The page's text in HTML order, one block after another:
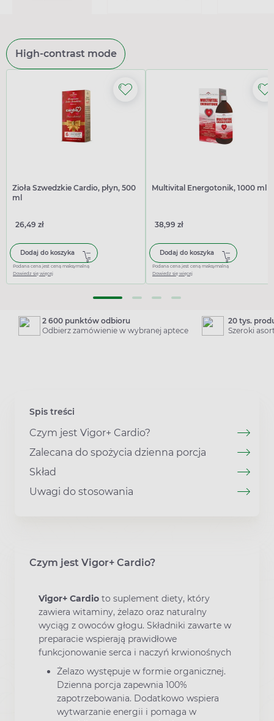
High-contrast mode
Zioła Szwedzkie Cardio, płyn, 500
ml
26,49 zł
Dodaj do koszyka
Podana cena jest ceną maksymalną
Dowiedz się więcej
Multivital Energotonik, 1000 ml
38,99 zł
Dodaj do koszyka
Podana cena jest ceną maksymalną
Dowiedz się więcej
2 600 punktów odbioru
Odbierz zamówienie w wybranej aptece
20 tys.
Szeroki
Spis treści
Czym jest Vigor+ Cardio?
Zalecana do spożycia dzienna porcja
Skład
Uwagi do stosowania
Czym jest Vigor+ Cardio?
Vigor+ Cardio to suplement diety, który
zawiera witaminy, żelazo oraz naturalny
wyciąg z owoców głogu. Składniki zawarte w
preparacie wspierają prawidłowe
funkcjonowanie serca i naczyń krwionośnych
Żelazo występuje w formie organicznej.
Dzienna porcja zapewnia 100%
zapotrzebowania. Dodatkowo wspiera
wytwarzanie energii i pomaga w